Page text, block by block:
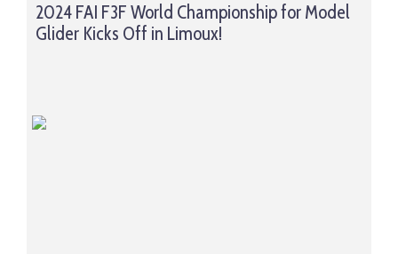
2024 FAI F3F World Championship for Model
Glider Kicks Off in Limoux!